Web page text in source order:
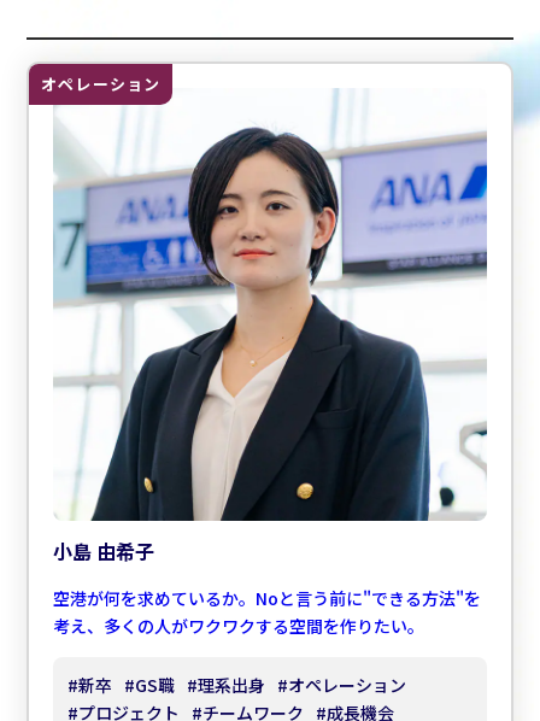
絞り込みキーワードは選択されていません。
オペレーション
小島 由希子
空港が何を求めているか。Noと言う前に"できる方法"を
考え、多くの人がワクワクする空間を作りたい。
#新卒 #GS職 #理系出身 #オペレーション
#プロジェクト #チームワーク #成長機会